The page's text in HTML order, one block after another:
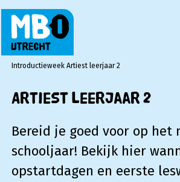
MBO Utrecht
Introductieweek Artiest leerjaar 2
Artiest leerjaar 2
Bereid je goed voor op het
schooljaar! Bekijk hier
opstartdagen en eerste